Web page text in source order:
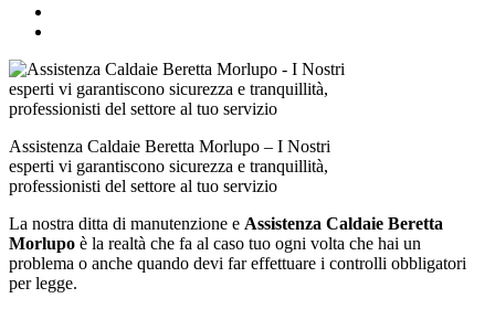
Assistenza Caldaie Beretta Morlupo – I Nostri
esperti vi garantiscono sicurezza e tranquillità,
professionisti del settore al tuo servizio
La nostra ditta di manutenzione e Assistenza Caldaie Beretta
Morlupo è la realtà che fa al caso tuo ogni volta che hai un
problema o anche quando devi far effettuare i controlli obbligatori
per legge.